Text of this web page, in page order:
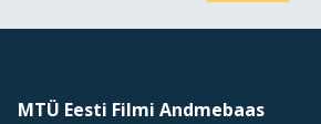
MTÜ Eesti Filmi Andmebaas